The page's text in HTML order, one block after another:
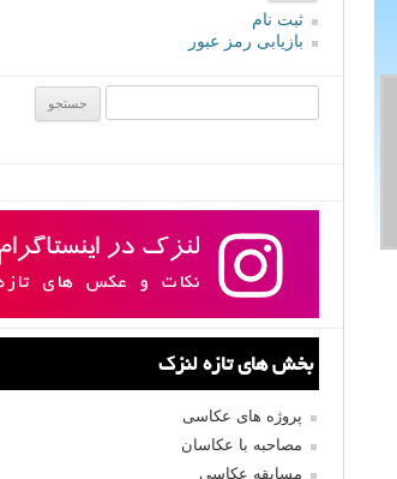
ثبت نام
بازیابی رمز عبور
بخش های تازه لنزک
پروژه های عکاسی
مصاحبه با عکاسان
مسابقه عکاسی